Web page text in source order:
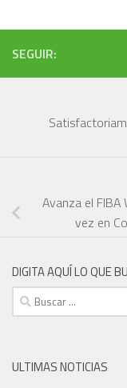
SEGUIR:
Avanza el FIBA
vez en
DIGITA AQUÍ LO QUE
Buscar:
ULTIMAS NOTICIAS